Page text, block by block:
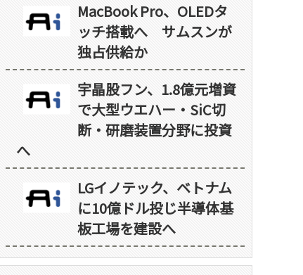
MacBook Pro、OLEDタ
ッチ搭載へ サムスンが
独占供給か
宇晶股フン、1.8億元増資
で大型ウエハー・SiC切
断・研磨装置分野に投資
へ
LGイノテック、ベトナム
に10億ドル投じ半導体基
板工場を建設へ